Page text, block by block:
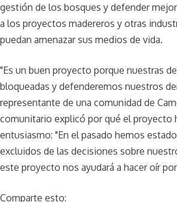
gestión de los bosques y defender
a los proyectos madereros y otras
puedan amenazar sus medios de vida.
"Es un buen proyecto porque nuestras
bloqueadas y defenderemos nuestros
representante de una comunidad de
comunitario explicó por qué el proyecto
entusiasmo: "En el pasado hemos
excluidos de las decisiones sobre
este proyecto nos ayudará a hacer oír
Comparte esto: